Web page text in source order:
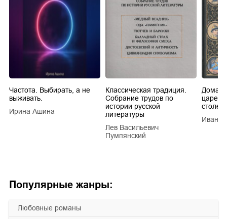
Популярные жанры:
любовные романы
Частота. Выбирать, а не
выживать.
Ирина Ашина
Классическая традиция.
Собрание трудов по
истории русской
литературы
Лев Васильевич
Пумпянский
царей
Иван